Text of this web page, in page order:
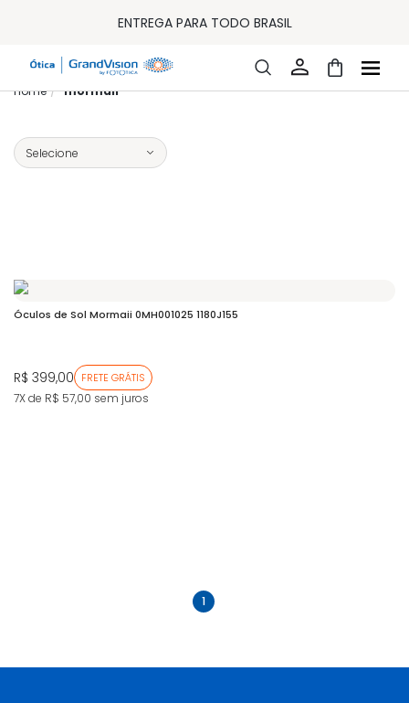
ENTREGA PARA TODO BRASIL
32% OFF NO COMBO - CONS. REG.
ENTREGA PARA TODO BRASIL
15% OFF NA PRIMEIRA COMPRA (CONSULTE REGULAMENTO)
mormaii
Óculos de Sol Mormaii 0MH001025 1180J155
R$ 399,00 FRETE GRÁTIS
7X de R$ 57,00 sem juros
1